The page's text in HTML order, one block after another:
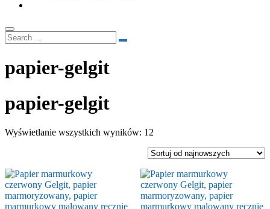
papier-gelgit
papier-gelgit
Wyświetlanie wszystkich wyników: 12
najnowszych